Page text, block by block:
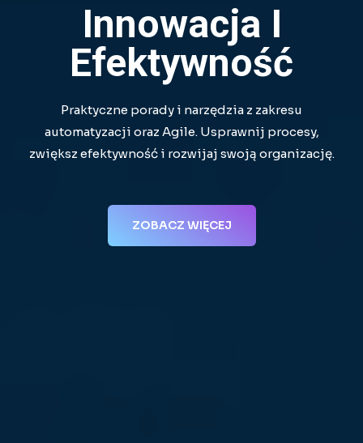
Innowacja I
Efektywność
Praktyczne porady i narzędzia z zakresu
automatyzacji oraz Agile. Usprawnij procesy,
zwiększ efektywność i rozwijaj swoją organizację.
ZOBACZ WIĘCEJ